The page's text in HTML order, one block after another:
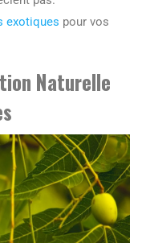
exotiques pour vos
Naturelle